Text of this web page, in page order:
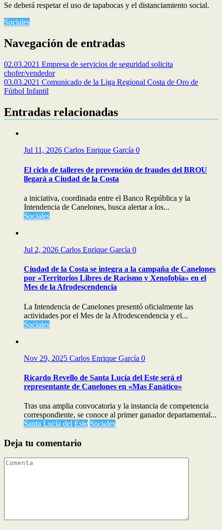
Se deberá respetar el uso de tapabocas y el distanciamiento social.
Sociales
Navegación de entradas
02.03.2021 Empresa de servicios de seguridad solicita
chofer/vendedor
03.03.2021 Comunicado de la Liga Regional Costa de Oro de
Fútbol Infantil
Entradas relacionadas
Jul 11, 2026 Carlos Enrique García 0
El ciclo de talleres de prevención de fraudes del BROU
llegará a Ciudad de la Costa
a iniciativa, coordinada entre el Banco República y la
Intendencia de Canelones, busca alertar a los...
Sociales
Jul 2, 2026 Carlos Enrique García 0
Ciudad de la Costa se integra a la campaña de Canelones
por «Territorios Libres de Racismo y Xenofobia» en el
Mes de la Afrodescendencia
La Intendencia de Canelones presentó oficialmente las
actividades por el Mes de la Afrodescendencia y el...
Sociales
Nov 29, 2025 Carlos Enrique García 0
Ricardo Revello de Santa Lucía del Este será el
representante de Canelones en «Mas Fanático»
Tras una amplia convocatoria y la instancia de competencia
correspondiente, se conoce al primer ganador departamental...
Santa Lucía del Este Sociales
Deja tu comentario